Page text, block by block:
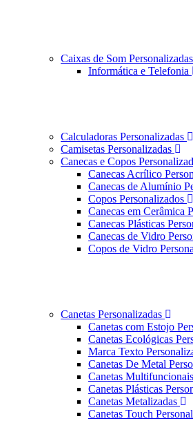
Caixas de Som Personalizadas
Informática e Telefonia
Calculadoras Personalizadas
Camisetas Personalizadas
Canecas e Copos
Canecas Acrílico
Canecas de Alumínio
Copos Personalizados
Canecas em Cerâmica
Canecas Plásticas
Canecas de Vidro
Copos de Vidro
Canetas Personalizadas
Canetas com Estojo
Canetas Ecológicas
Marca Texto
Canetas De Metal
Canetas Multifuncionais
Canetas Plásticas
Canetas Metalizadas
Canetas Touch